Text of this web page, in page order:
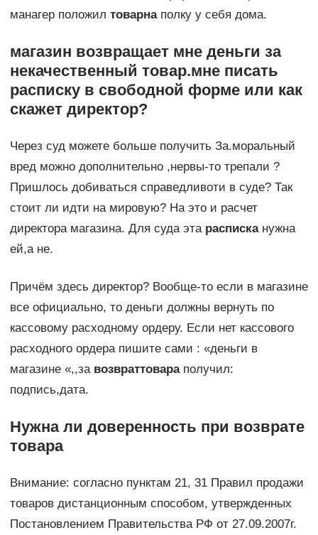
манагер положил товарнаполку у себя дома.
магазин возвращаетмне деньги за
некачественный товар.мне писать
распискув свободной форме или как
скажет директор?
Через суд можете больше получить За.моральный
вред можно дополнительно ,нервы-то трепали ?
Пришлось добиваться справедливоти в суде? Так
стоит ли идти на мировую? На это и расчет
директора магазина. Для суда эта расписканужна
ей,а не.
Причём здесь директор? Вообще-то если в магазине
все официально, то деньги должны вернуть по
кассовому расходному ордеру. Если нет кассового
расходного ордера пишите сами : «деньги в
магазине «,,за возвраттовараполучил:
подпись,дата.
Нужна ли доверенность при возврате
товара
Внимание: согласно пунктам 21, 31 Правил продажи
товаров дистанционным способом, утвержденных
Постановлением Правительства РФ от 27.09.2007г.